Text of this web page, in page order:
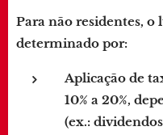
Para não residentes,
determinado por:
Aplicação de
10% a 20%,
(ex.: